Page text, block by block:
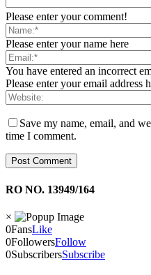
Please enter your comment!
Please enter your name here
You have entered an incorrect
Please enter your email address
Save my name, email, and
time I comment.
RO NO. 13949/164
×
0FansLike
0FollowersFollow
0SubscribersSubscribe